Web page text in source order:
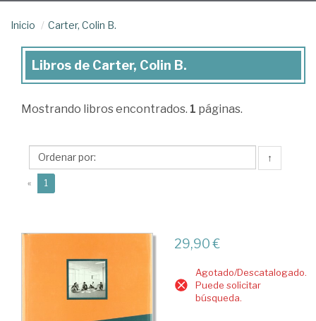
Inicio Carter, Colin B.
Libros
Carter,
Libros de Carter, Colin B.
Mostrando libros encontrados. 1 páginas.
↑
« 1
29,90 €
Agotado/Descatalogado.
Puede solicitar
búsqueda.